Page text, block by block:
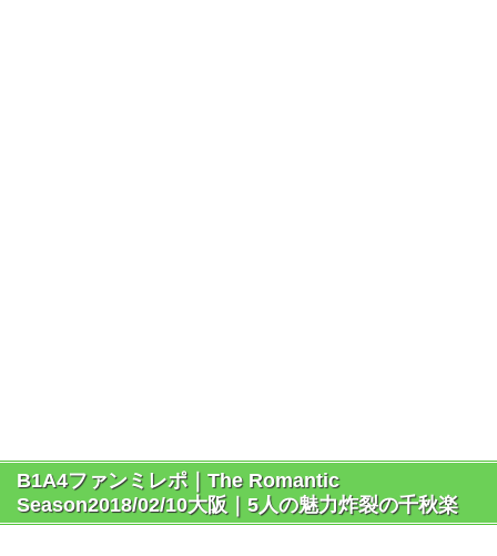
B1A4ファンミレポ｜The Romantic
Season2018/02/10大阪｜5人の魅力炸裂の千秋楽